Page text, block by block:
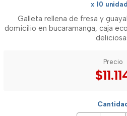
x 10
Galleta rellena de fresa y
domicilio en bucaramanga, caja
Precio